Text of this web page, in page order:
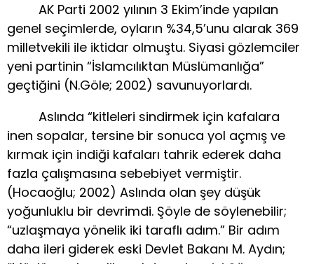
AK Parti 2002 yılının 3 Ekim’inde yapılan
genel seçimlerde, oyların %34,5’unu alarak 369
milletvekili ile iktidar olmuştu. Siyasi gözlemciler
yeni partinin “İslamcılıktan Müslümanlığa”
geçtiğini (N.Göle; 2002) savunuyorlardı.
Aslında “kitleleri sindirmek için kafalara
inen sopalar, tersine bir sonuca yol açmış ve
kırmak için indiği kafaları tahrik ederek daha
fazla çalışmasına sebebiyet vermiştir.
(Hocaoğlu; 2002) Aslında olan şey düşük
yoğunluklu bir devrimdi. Şöyle de söylenebilir;
“uzlaşmaya yönelik iki taraflı adım.” Bir adım
daha ileri giderek eski Devlet Bakanı M. Aydın;